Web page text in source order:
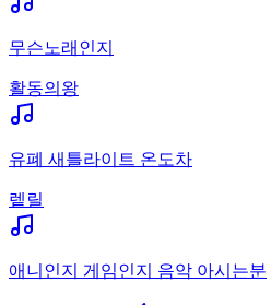
무슨노래인지
활동의왕
유폐 새틀라이트 온도차
렡릴
애니인지 게임인지 음악 아시는분